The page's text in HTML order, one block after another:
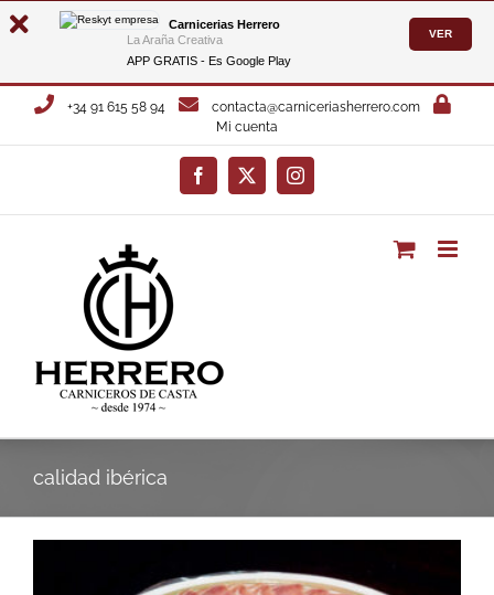
Carnicerias Herrero
La Araña Creativa
APP GRATIS - Es Google Play
VER
Saltar
+34 91 615 58 94
contacta@carniceriasherrero.com
Mi cuenta
Facebook
X Instagram
calidad ibérica